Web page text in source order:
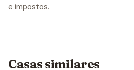
e impostos.
Casas similares